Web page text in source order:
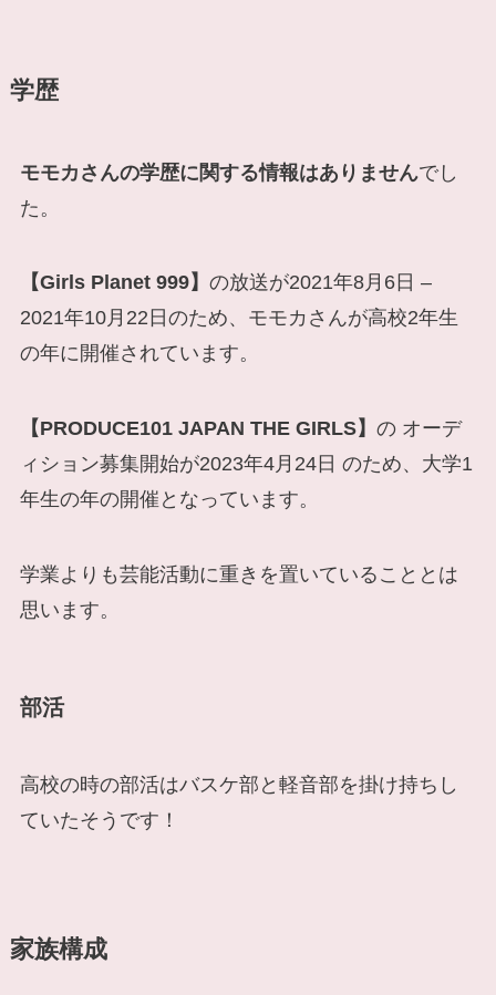
学歴
モモカさんの学歴に関する情報はありませんでし
た。
【Girls Planet 999】 の放送が2021年8月6日 –
2021年10月22日のため、モモカさんが高校2年生
の年に開催されています。
【PRODUCE101 JAPAN THE GIRLS】 の オーデ
ィション募集開始が2023年4月24日 のため、大学1
年生の年の開催となっています。
学業よりも芸能活動に重きを置いていることとは
思います。
部活
高校の時の部活はバスケ部と軽音部を掛け持ちし
ていたそうです！
家族構成